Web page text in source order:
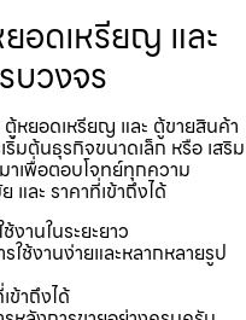
อดเหรียญ และ
บวงจร
ตู้หยอดเหรียญ และ ตู้ขายสินค้า
มต้นธุรกิจขนาดเล็ก หรือ เสริม
เพื่อตอบโจทย์ทุกความ
ละ ราคาที่เข้าถึงได้
านในระยะยาว
ช้งานง่ายและหลากหลายรูป
ข้าถึงได้